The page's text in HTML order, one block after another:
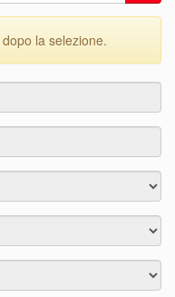
dopo la selezione.